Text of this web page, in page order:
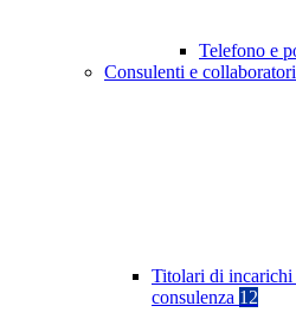
Telefono e
Consulenti e collaboratori
Titolari di
consulenza 12